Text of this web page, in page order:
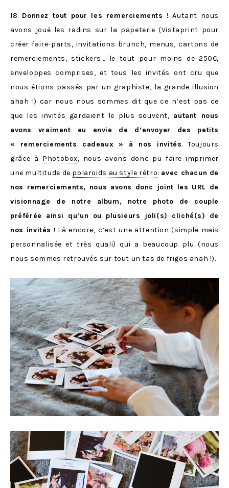
18. Donnez tout pour les remerciements ! Autant nous
avons joué les radins sur la papeterie (Vistaprint pour
créer faire-parts, invitations brunch, menus, cartons de
remerciements, stickers… le tout pour moins de 250€,
enveloppes comprises, et tous les invités ont cru que
nous étions passés par un graphiste, la grande illusion
ahah !) car nous nous sommes dit que ce n’est pas ce
que les invités gardaient le plus souvent, autant nous
avons vraiment eu envie de d’envoyer des petits
« remerciements cadeaux » à nos invités. Toujours
grâce à Photobox, nous avons donc pu faire imprimer
une multitude de polaroids au style rétro: avec chacun de
nos remerciements, nous avons donc joint les URL de
visionnage de notre album, notre photo de couple
préférée ainsi qu’un ou plusieurs joli(s) cliché(s) de
nos invités ! Là encore, c’est une attention (simple mais
personnalisée et très quali) qui a beaucoup plu (nous
nous sommes retrouvés sur tout un tas de frigos ahah !).